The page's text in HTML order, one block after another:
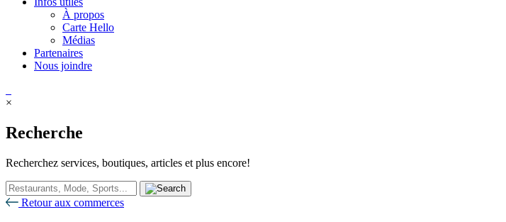
À propos
Carte Hello
Médias
Partenaires
Nous joindre
×
Recherche
Recherchez services, boutiques, articles et plus encore!
Retour aux commerces